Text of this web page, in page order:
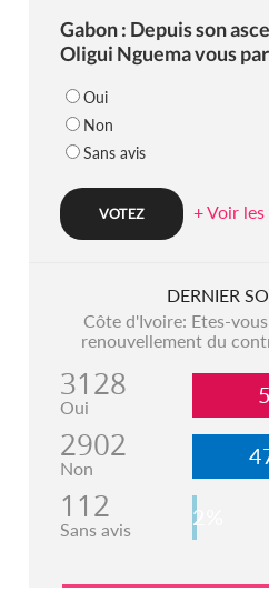
Gabon : Depuis son
Oligui Nguema vous
Oui
Non
Sans avis
+ Voir
DERNIER
Côte d'Ivoire: Etes-
renouvellement du
3128
Oui
2902
Non
112
Sans avis 2%